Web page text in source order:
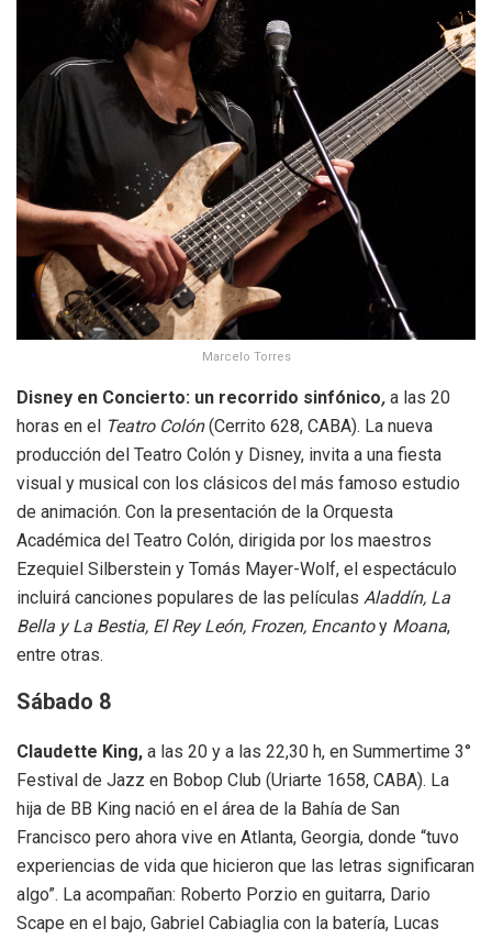
Marcelo Torres
Disney en Concierto: un recorrido sinfónico, a las 20
horas en el Teatro Colón (Cerrito 628, CABA). La nueva
producción del Teatro Colón y Disney, invita a una fiesta
visual y musical con los clásicos del más famoso estudio
de animación. Con la presentación de la Orquesta
Académica del Teatro Colón, dirigida por los maestros
Ezequiel Silberstein y Tomás Mayer-Wolf, el espectáculo
incluirá canciones populares de las películas Aladdín, La
Bella y La Bestia, El Rey León, Frozen, Encantoy Moana,
entre otras.
Sábado 8
Claudette King, a las 20 y a las 22,30 h, en Summertime 3°
Festival de Jazz en Bobop Club (Uriarte 1658, CABA). La
hija de BB King nació en el área de la Bahía de San
Francisco pero ahora vive en Atlanta, Georgia, donde “tuvo
experiencias de vida que hicieron que las letras significaran
algo”. La acompañan: Roberto Porzio en guitarra, Dario
Scape en el bajo, Gabriel Cabiaglia con la batería, Lucas